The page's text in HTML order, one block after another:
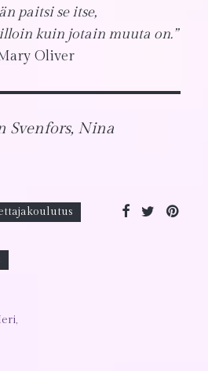
paitsi se itse,
kuin jotain muuta on.”
Oliver
Svenfors, Nina
,